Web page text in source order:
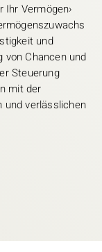
Vermögen›
und
von Chancen und
Steuerung
mit der
und verlässlichen